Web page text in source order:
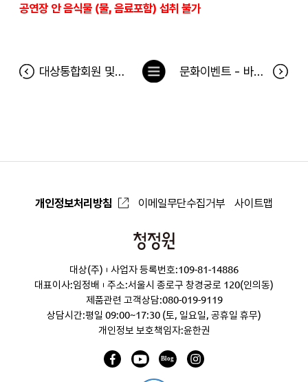
공연장 안 음식물 (물, 음료포함) 섭취 불가
대상통합회원 및 청정원 개인정보 처리방침 개정안내 문화이벤트 - 바다탐험대 옥토넛 7월14일 공연 당첨자
목
개인정보처리방침 이메일무단수집거부 사이트맵
청
원
대상(주)
사업자 등록번호:109-81-14886
대표이사:임정배
주소:서울시 종로구 창경궁로 120(인의동)
제품관련 고객상담:080-019-9119
상담시간:평일 09:00~17:30 (토, 일요일, 공휴일 휴무)
개인정보 보호책임자:윤한권